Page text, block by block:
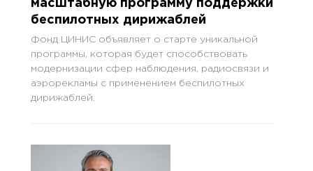
масштабную программу поддержки
беспилотных дирижаблей
Фонд ЦИНИС объявляет о старте уникальной
программы, которая будет способствовать
модернизации сфер наблюдения, радиосвязи и
аэрорекламы с применением беспилотных
дирижаблей.